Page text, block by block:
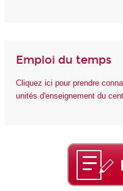
Emploi du temps
Cliquez ici pour prendre
unités d'enseignement du